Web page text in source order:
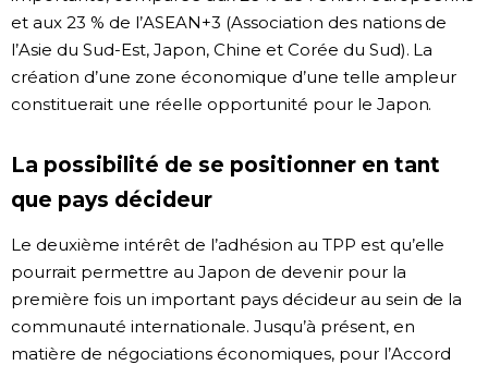
et aux 23 % de l’ASEAN+3 (Association des nations de
l’Asie du Sud-Est, Japon, Chine et Corée du Sud). La
création d’une zone économique d’une telle ampleur
constituerait une réelle opportunité pour le Japon.
La possibilité de se positionner en tant
que pays décideur
Le deuxième intérêt de l’adhésion au TPP est qu’elle
pourrait permettre au Japon de devenir pour la
première fois un important pays décideur au sein de la
communauté internationale. Jusqu’à présent, en
matière de négociations économiques, pour l’Accord